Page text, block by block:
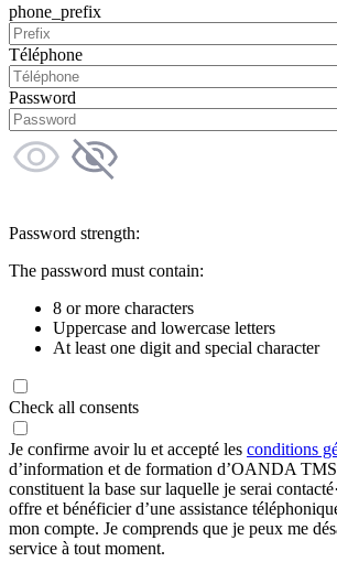
phone_prefix
Téléphone
Password
Password strength:
The password must contain:
8 or more characters
Uppercase and lowercase letters
At least one digit and special character
Check all consents
Je confirme avoir lu et accepté les conditions
d’information et de formation d’OANDA
constituent la base sur laquelle je serai
offre et bénéficier d’une assistance
mon compte. Je comprends que je peux me
service à tout moment.